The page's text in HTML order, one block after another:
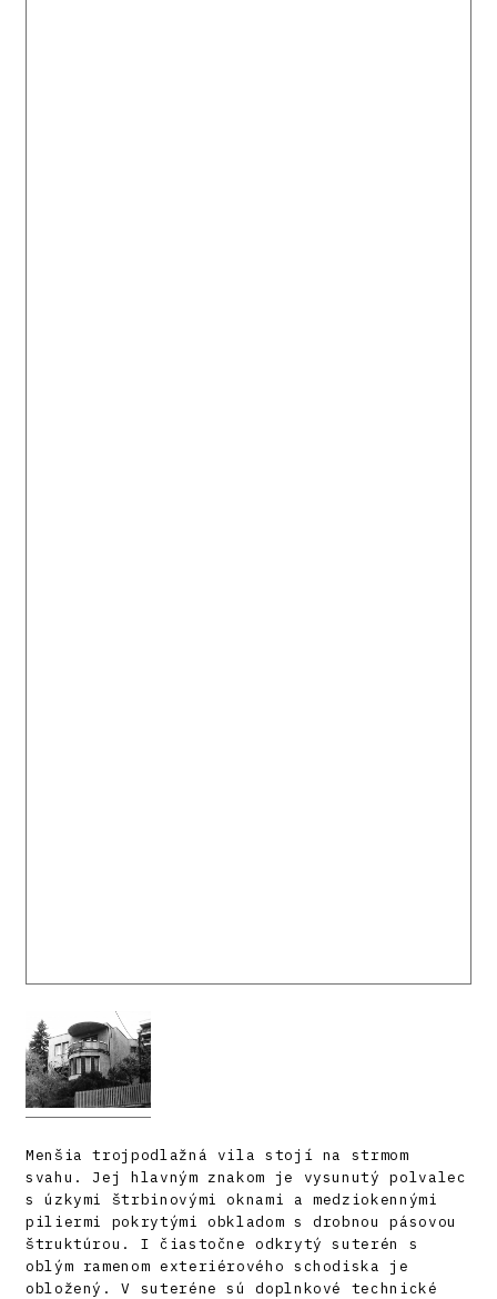
Menšia trojpodlažná vila stojí na strmom
svahu. Jej hlavným znakom je vysunutý polvalec
s úzkymi štrbinovými oknami a medziokennými
piliermi pokrytými obkladom s drobnou pásovou
štruktúrou. I čiastočne odkrytý suterén s
oblým ramenom exteriérového schodiska je
obložený. V suteréne sú doplnkové technické